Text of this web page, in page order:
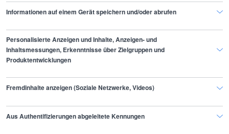
Gehaltsinformationen
Management
Finde den Job,
der zu dir passt.
Stepstone
Informationen auf einem Gerät speichern und/oder abrufen
Personalisierte Anzeigen und Inhalte, Anzeigen- und
Inhaltsmessungen, Erkenntnisse über Zielgruppen und
Produktentwicklungen
Fremdinhalte anzeigen (Soziale Netzwerke, Videos)
Aus Authentifizierungen abgeleitete Kennungen